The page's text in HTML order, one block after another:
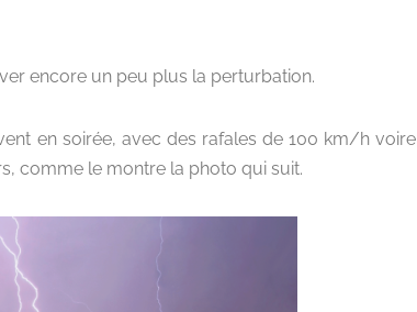
encore un peu plus la perturbation.
en soirée, avec des rafales de 100 km/h voire
comme le montre la photo qui suit.